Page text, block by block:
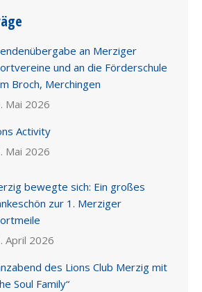
an Merziger
und an die Förderschule
Broch, Merchingen
Mai 2026
Activity
Mai 2026
bewegte sich: Ein großes
zur 1. Merziger
April 2026
des Lions Club Merzig mit
Soul Family“